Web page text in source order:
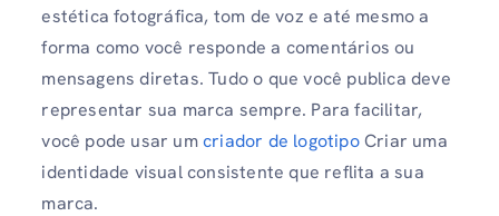
estética fotográfica, tom de voz e até mesmo a
forma como você responde a comentários ou
mensagens diretas. Tudo o que você publica deve
representar sua marca sempre. Para facilitar,
você pode usar umcriador de logotipoCriar uma
identidade visual consistente que reflita a sua
marca.